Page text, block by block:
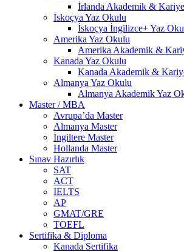
İrlanda Akademik &
İskoçya Yaz Okulu
İskoçya İngilizce+ Yaz
Amerika Yaz Okulu
Amerika Akademik &
Kanada Yaz Okulu
Kanada Akademik &
Almanya Yaz Okulu
Almanya Akademik Yaz
Master / MBA
Avrupa’da Master
Almanya Master
İngiltere Master
Hollanda Master
Sınav Hazırlık
SAT
ACT
IELTS
AP
GMAT/GRE
TOEFL
Sertifika & Diploma
Kanada Sertifika